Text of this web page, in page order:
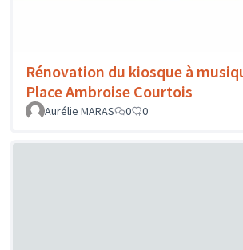
Rénovation du kiosque à
Place Ambroise Courtois
Aurélie MARAS
0 0